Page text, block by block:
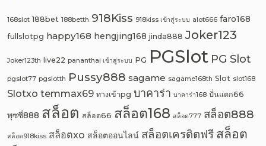
168slot 188bet 188betth 918Kiss 918kiss เข้าสู่ระบบ alot666 faro168
fullslotpg happy168 hengjing168 jinda888 Joker123
Joker123th live22 pananthai เข้าสู่ระบบ PG PGSlot PG Slot
pgslot77 pgslotth Pussy888 sagame sagame168th Slot slot168
Slotxo temmax69 ทางเข้าpg บาคาร่า บาคาร่า168 ปั่นแตก66
พุซซี่888 สล็อต สล็อต66 สล็อต168 สล็อต777 สล็อต888
สล็อต918kiss สล็อตxo สล็อตออนไลน์ สล็อตเครดิตฟรี สล็อต